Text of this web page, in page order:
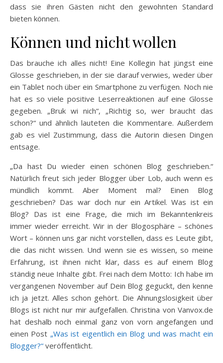
dass sie ihren Gästen nicht den gewohnten Standard
bieten können.
Können und nicht wollen
Das brauche ich alles nicht! Eine Kollegin hat jüngst eine
Glosse geschrieben, in der sie darauf verwies, weder über
ein Tablet noch über ein Smartphone zu verfügen. Noch nie
hat es so viele positive Leserreaktionen auf eine Glosse
gegeben. „Bruk wi nich“, „Richtig so, wer braucht das
schon?“ und ähnlich lauteten die Kommentare. Außerdem
gab es viel Zustimmung, dass die Autorin diesen Dingen
entsage.
„Da hast Du wieder einen schönen Blog geschrieben.“
Natürlich freut sich jeder Blogger über Lob, auch wenn es
mündlich kommt. Aber Moment mal? Einen Blog
geschrieben? Das war doch nur ein Artikel. Was ist ein
Blog? Das ist eine Frage, die mich im Bekanntenkreis
immer wieder erreicht. Wir in der Blogosphäre – schönes
Wort – können uns gar nicht vorstellen, dass es Leute gibt,
die das nicht wissen. Und wenn sie es wissen, so meine
Erfahrung, ist ihnen nicht klar, dass es auf einem Blog
ständig neue Inhalte gibt. Frei nach dem Motto: Ich habe im
vergangenen November auf Dein Blog geguckt, den kenne
ich ja jetzt. Alles schon gehört. Die Ahnungslosigkeit über
Blogs ist nicht nur mir aufgefallen. Christina von Vanvox.de
hat deshalb noch einmal ganz von vorn angefangen und
einen Post „Was ist eigentlich ein Blog und was macht ein
Blogger?“ veröffentlicht.